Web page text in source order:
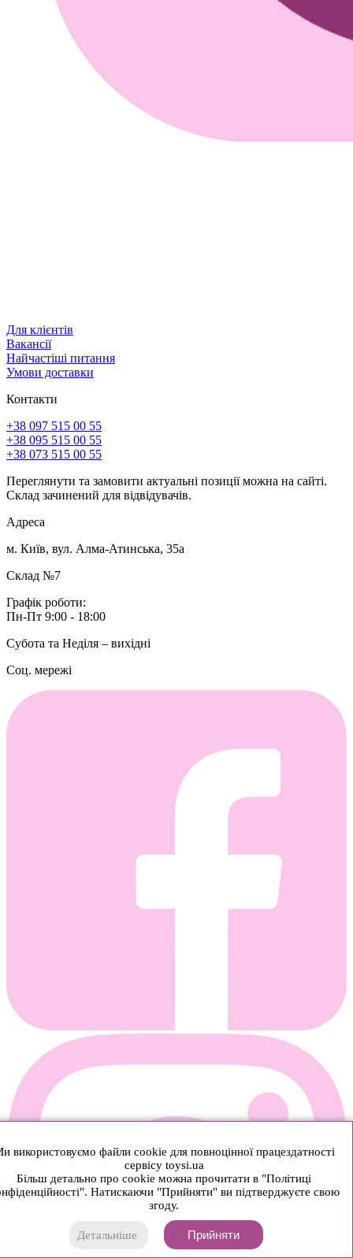
використовуємо файли cookie для повноцінної працездатності
сервісу toysi.ua
Більш детально про cookie можна прочитати в "Політиці
Натискаючи "Прийняти" ви підтверджуєте свою
згоду.
Детальніше Прийняти
Для клієнтів
Вакансії
Найчастіші питання
Умови доставки
Контакти
+38 097 515 00 55
+38 095 515 00 55
+38 073 515 00 55
Переглянути та замовити актуальні позиції можна на сайті.
Склад зачинений для відвідувачів.
Адреса
м. Київ, вул. Алма-Атинська, 35а
Склад №7
Графік роботи:
Пн-Пт 9:00 - 18:00
Субота та Неділя – вихідні
Соц. мережі